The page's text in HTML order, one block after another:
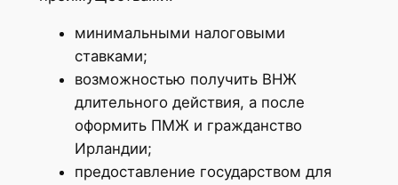
минимальными налоговыми
ставками;
возможностью получить ВНЖ
длительного действия, а после
оформить ПМЖ и гражданство
Ирландии;
предоставление государством для